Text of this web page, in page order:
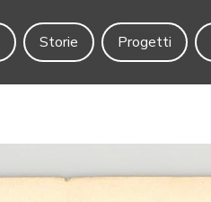
Storie Progetti